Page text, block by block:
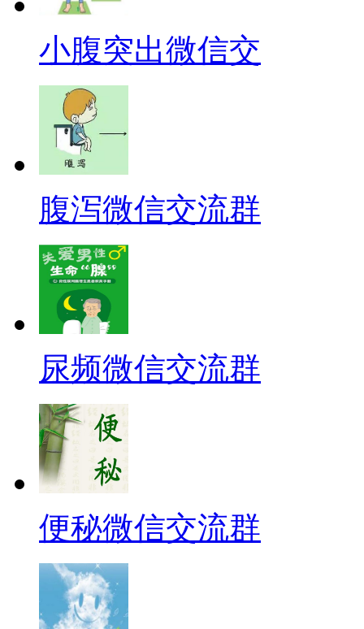
小腹突出微信交
腹泻微信交流群
尿频微信交流群
便秘微信交流群